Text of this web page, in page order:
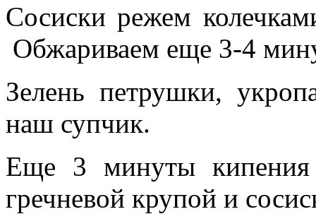
Сосиски режем
Обжариваем еще 3-4
Зелень петрушки,
наш супчик.
Еще 3 минуты
гречневой крупой и